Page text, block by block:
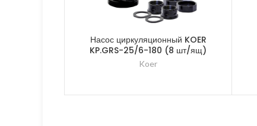
Насос циркуляционный KOER
KP.GRS-25/6-180 (8 шт/ящ)
Koer